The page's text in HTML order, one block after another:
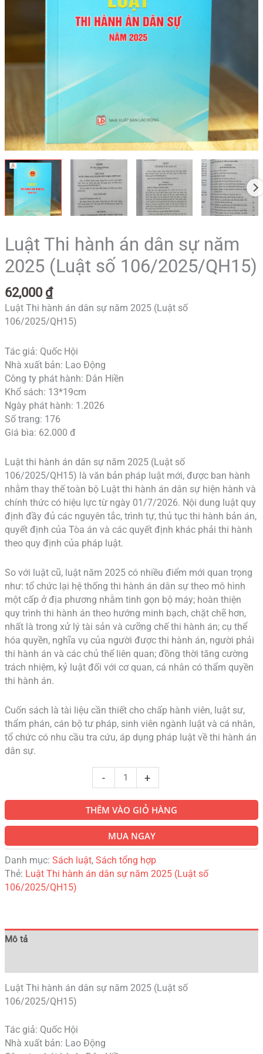
Luật Thi hành án dân sự năm
2025 (Luật số 106/2025/QH15)
62,000 ₫
Luật Thi hành án dân sự năm 2025 (Luật số
106/2025/QH15)
Tác giả: Quốc Hội
Nhà xuất bản: Lao Động
Công ty phát hành: Dân Hiền
Khổ sách: 13*19cm
Ngày phát hành: 1.2026
Số trang: 176
Giá bìa: 62.000 đ
Luật thi hành án dân sự năm 2025 (Luật số
106/2025/QH15) là văn bản pháp luật mới, được ban hành
nhằm thay thế toàn bộ Luật thi hành án dân sự hiện hành và
chính thức có hiệu lực từ ngày 01/7/2026. Nội dung luật quy
định đầy đủ các nguyên tắc, trình tự, thủ tục thi hành bản án,
quyết định của Tòa án và các quyết định khác phải thi hành
theo quy định của pháp luật.
So với luật cũ, luật năm 2025 có nhiều điểm mới quan trọng
như: tổ chức lại hệ thống thi hành án dân sự theo mô hình
một cấp ở địa phương nhằm tinh gọn bộ máy; hoàn thiện
quy trình thi hành án theo hướng minh bạch, chặt chẽ hơn,
nhất là trong xử lý tài sản và cưỡng chế thi hành án; cụ thể
hóa quyền, nghĩa vụ của người được thi hành án, người phải
thi hành án và các chủ thể liên quan; đồng thời tăng cường
trách nhiệm, kỷ luật đối với cơ quan, cá nhân có thẩm quyền
thi hành án.
Cuốn sách là tài liệu cần thiết cho chấp hành viên, luật sư,
thẩm phán, cán bộ tư pháp, sinh viên ngành luật và cá nhân,
tổ chức có nhu cầu tra cứu, áp dụng pháp luật về thi hành án
dân sự.
-
106/2025/QH15)
+
THÊM VÀO GIỎ HÀNG
MUA NGAY
Danh mục: Sách luật, Sách tổng hợp
Thẻ: Luật Thi hành án dân sự năm 2025 (Luật số
106/2025/QH15)
Mô tả
Luật Thi hành án dân sự năm 2025 (Luật số
106/2025/QH15)
Tác giả: Quốc Hội
Nhà xuất bản: Lao Động